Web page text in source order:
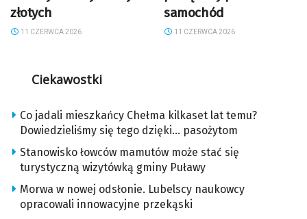
złotych
11 CZERWCA 2026
samochód
11 CZERWCA 2026
Ciekawostki
Co jadali mieszkańcy Chełma kilkaset lat temu?
Dowiedzieliśmy się tego dzięki… pasożytom
Stanowisko łowców mamutów może stać się
turystyczną wizytówką gminy Puławy
Morwa w nowej odsłonie. Lubelscy naukowcy
opracowali innowacyjne przekąski